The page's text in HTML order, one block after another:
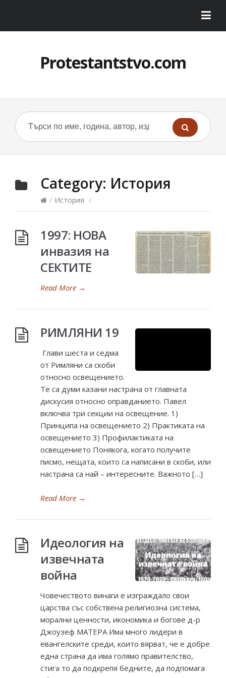
Protestantstvo.com
Category: История
/ История /
1997: НОВА
инвазия на
СЕКТИТЕ
Read More →
РИМЛЯНИ 19
Глави шеста и седма
от Римляни са скоби
относно освещението.
Те са думи казани настрана от главната
дискусия относно оправданието. Павел
включва три секции на освещение. 1)
Принципа на освещението 2) Практиката на
освещението 3) Профилактиката на
освещението Понякога, когато получите
писмо, нещата, които са написани в скоби, или
настрана са най – интересните. Важното […]
Read More →
Идеология на
извечната
война
Човечеството винаги е изграждало свои
царства със собствена религиозна система,
морални ценности, икономика и богове д-р
Джоузеф МАТЕРА Има много лидери в
евангелските среди, които вярват, че е добре
една страна да има голямо правителство,
стига то да подкрепя бедните, да подпомага